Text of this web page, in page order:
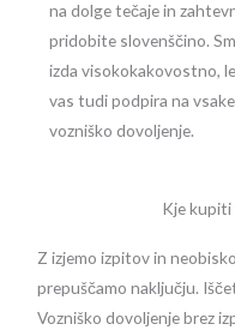
na dolge tečaje in
pridobite slovenščino.
izda visokokakovostno,
vas tudi podpira na
vozniško dovoljenje.
Kje kupiti
Z izjemo izpitov in
prepuščamo naključju.
Vozniško dovoljenje brez